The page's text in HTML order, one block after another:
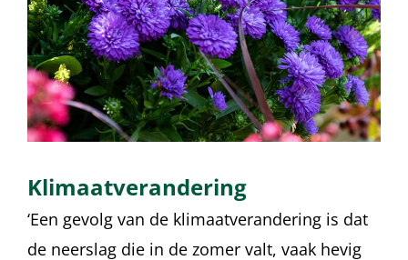
Klimaatverandering
‘Een gevolg van de klimaatverandering is dat
de neerslag die in de zomer valt, vaak hevig